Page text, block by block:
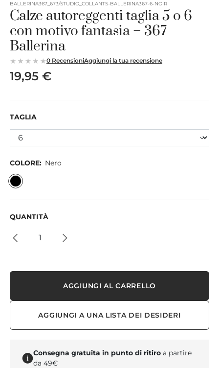
BALLERINA367_673/STUDIO_COLLANTS-BALLERINA367-6-NOIR
Calze autoreggenti taglia 5 o 6
con motivo fantasia – 367
Ballerina
0 RecensioniAggiungi la tua recensione
19,95 €
TAGLIA
COLORE: Nero
QUANTITÀ
AGGIUNGI AL CARRELLO
AGGIUNGI A UNA LISTA DEI DESIDERI
Consegna gratuita in punto di ritiro a partire
da 49€